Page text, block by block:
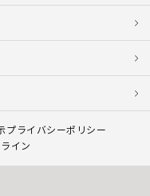
プライバシーポリシー
イン